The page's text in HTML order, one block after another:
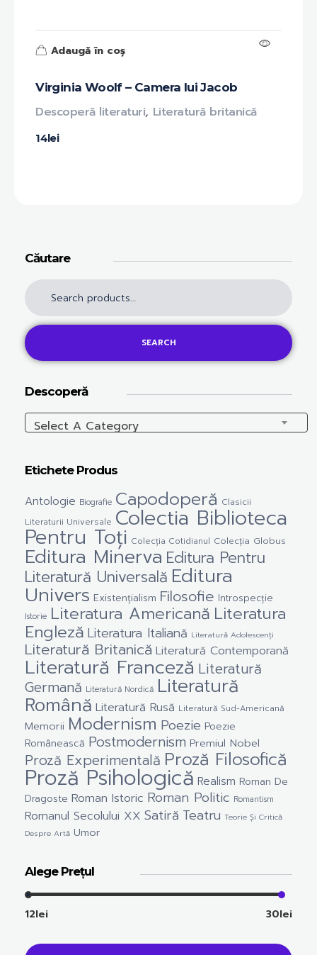
Virginia Woolf – Camera lui Jacob
14lei
Descoperă literaturi, Literatură britanică
Adaugă în coș
Căutare
SEARCH
Descoperă
Select A Category
Etichete Produs
Antologie Biografie Capodoperă Clasicii
Literaturii Universale Colectia Biblioteca
Pentru Toți Colecția Cotidianul Colecția Globus
Editura Minerva Editura Pentru
Literatură Universală Editura
Univers Existențialism Filosofie Introspecție
Istorie Literatura Americană Literatura
Engleză Literatura Italiană Literatură Adolescenți
Literatură Britanică Literatură Contemporană
Literatură Franceză Literatură
Germană Literatură Nordică Literatură
Română Literatură Rusă Literatură Sud-Americană
Memorii Modernism Poezie Poezie
Românească Postmodernism Premiul Nobel
Proză Experimentală Proză Filosofică
Proză Psihologică Realism Roman De
Dragoste Roman Istoric Roman Politic Romantism
Romanul Secolului XX Satiră Teatru Teorie Și Critică
Despre Artă Umor
Alege Prețul
12lei 30lei